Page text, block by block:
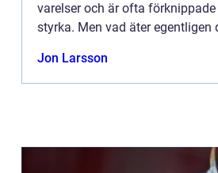
varelser och är ofta
styrka. Men vad äter egentligen
att ge en omfattande översikt...
Jon Larsson